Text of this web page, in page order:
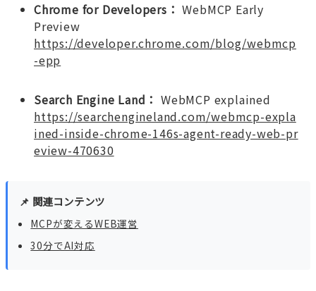
Chrome for Developers： WebMCP Early
Preview
https://developer.chrome.com/blog/webmcp
-epp
Search Engine Land： WebMCP explained
https://searchengineland.com/webmcp-expla
ined-inside-chrome-146s-agent-ready-web-pr
eview-470630
📌 関連コンテンツ
MCPが変えるWEB運営
30分でAI対応